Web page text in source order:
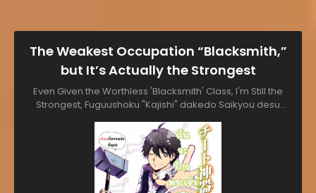
The Weakest Occupation “Blacksmith,”
but It’s Actually the Strongest
Even Given the Worthless 'Blacksmith' Class, I'm Still the
Strongest, Fuguushoku "Kajishi" dakedo Saikyou desu
Nonbiri Slow Life~, The Weakest Occupation "Blacksmith,"
but It's Actually the Strongest, Неудачная профессия
«кузнец» является сильнейшей, 不遇職『鍛冶師』だけど最強で
す ～気づけば何でも作れるようになっていた男ののんびりスロ
ーライフ～